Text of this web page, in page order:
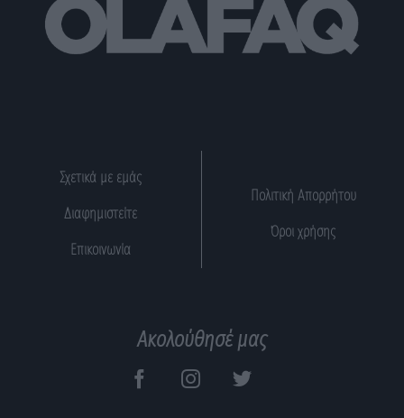
Σχετικά με εμάς
Διαφημιστείτε
Επικοινωνία
Πολιτική Απορρήτου
Όροι χρήσης
Ακολούθησέ μας